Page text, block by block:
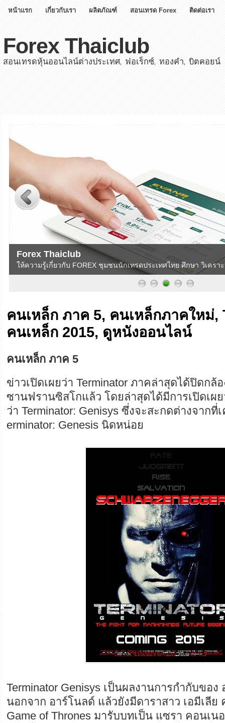
หน้าแรก เกี่ยวกับเรา ผลิตภัณฑ์ สอนเทรด Forex ติดต่อเรา
Forex Thaiclub
สอนเทรดหุ้นออนไลน์ต่างประเทศ, ฟอเร็กซ์, ทองคำ, บิตคอยน์
Forex Thaiclub
ให้ความรู้เกี่ยวกับ FOREX ชุมชนนักเทรดประเทศไทย ศึกษา วิเ
คนเหล็ก ภาค 5, คนเหล็กภาคใหม่,
คนเหล็ก 2015, ดูหนังออนไลน์
คนเหล็ก ภาค 5
ข่าวเปิดเผยว่า Terminator ภาคล่าสุดได้ปิดกล้
ซานฟรานซิสโกแล้ว โดยล่าสุดได้มีการเปิดเผ
ว่า Terminator: Genisys ซึ่งจะสะกดต่างจากที่
erminator: Genesis นิดหน่อย
Terminator Genisys เป็นผลงานการกำกับของ
นอกจาก อาร์โนลด์ แล้วยังมีดาราสาว เอมีเลีย
Game of Thrones มารับบทเป็น แซรา คอนเน